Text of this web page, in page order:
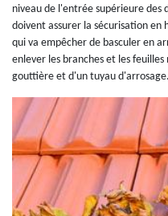
niveau de l'entrée supérieure des
doivent assurer la sécurisation en
qui va empêcher de basculer en
enlever les branches et les
gouttière et d'un tuyau d'arrosage.